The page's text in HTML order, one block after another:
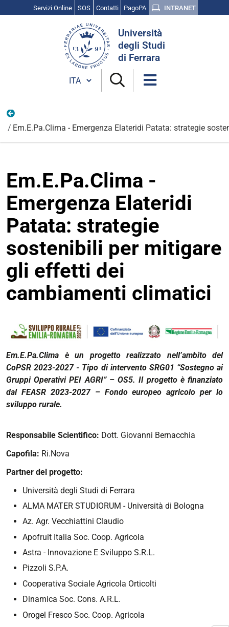
Servizi Online SOS Contatti PagoPA INTRANET
Università
degli Studi
di Ferrara
Cambia lingua
Em.E.Pa.Clima - Emergenza Elateridi Patata: strategie
Em.E.Pa.Clima -
Emergenza Elateridi
Patata: strategie
sostenibili per mitigare
gli effetti dei
cambiamenti climatici
Em.E.Pa.Clima è un progetto realizzato nell’ambito del
CoPSR 2023-2027 - Tipo di intervento SRG01 “Sostegno ai
Gruppi Operativi PEI AGRI” – OS5. Il progetto è finanziato
dal FEASR 2023-2027 – Fondo europeo agricolo per lo
sviluppo rurale.
Responsabile Scientifico: Dott. Giovanni Bernacchia
Capofila: Ri.Nova
Partner del progetto:
Università degli Studi di Ferrara
ALMA MATER STUDIORUM - Università di Bologna
Az. Agr. Vecchiattini Claudio
Apofruit Italia Soc. Coop. Agricola
Astra - Innovazione E Sviluppo S.R.L.
Pizzoli S.P.A.
Cooperativa Sociale Agricola Orticolti
Dinamica Soc. Cons. A.R.L.
Orogel Fresco Soc. Coop. Agricola